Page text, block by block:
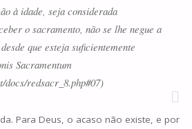
à idade, seja considerada
o sacramento, não se lhe negue a
que esteja suficientemente
Sacramentum
redsacr_8.php#07)
Para Deus, o acaso não existe, e por